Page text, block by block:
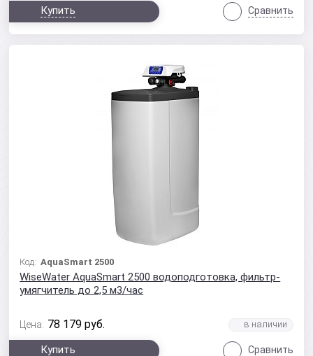
Купить Сравнить
Код:AquaSmart 2500
WiseWater AquaSmart 2500 водоподготовка, фильтр-
умягчитель до 2,5 м3/час
Цена: 78 179 руб.
Купить Сравнить